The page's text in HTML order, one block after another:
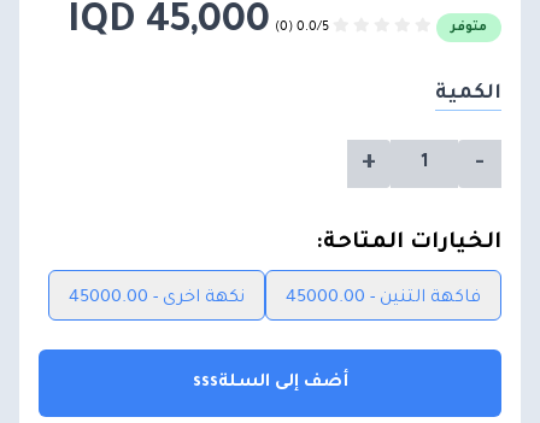
متوفر 45,000 IQD
الكمية
-
+
الخيارات المتاحة:
فاكهة التنين - 45000.00 نكهة اخرى - 45000.00
أضف إلى السلةsss